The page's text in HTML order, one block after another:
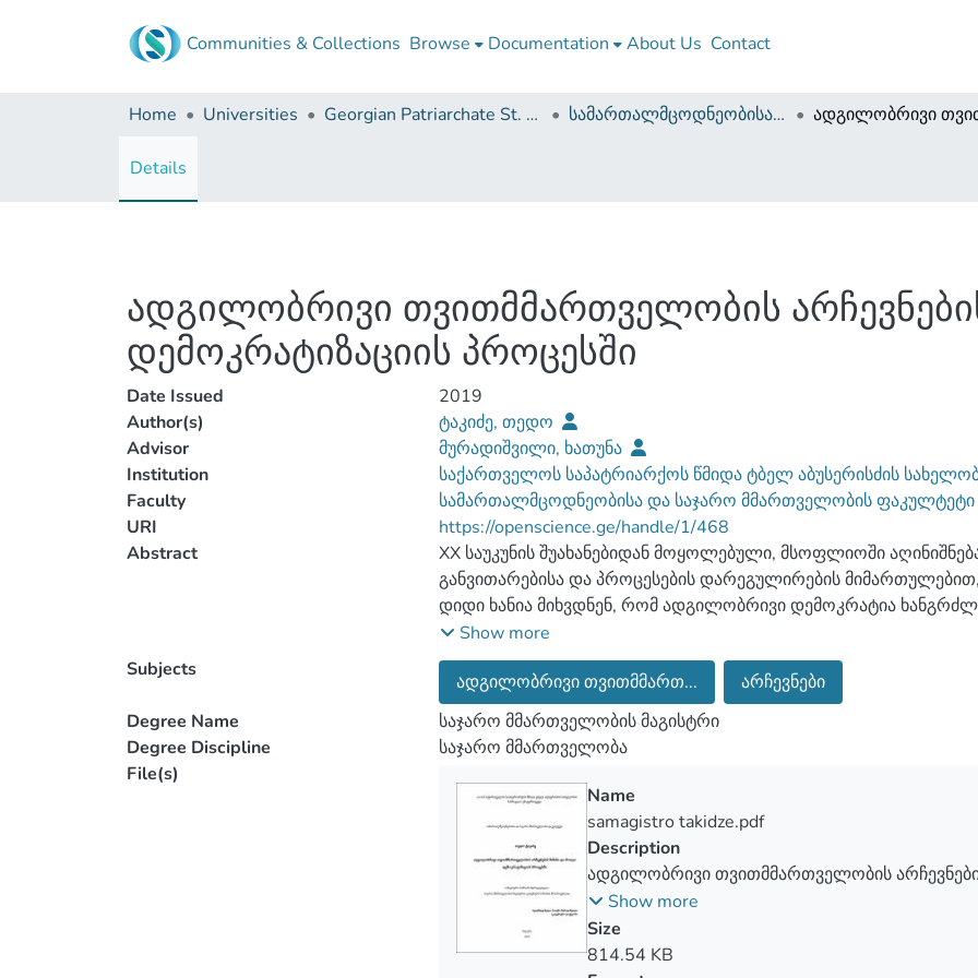
Communities & Collections Browse Documentation About Us Contact
Home Universities Georgian Patriarchate St. Tbel Abuseridze Teaching University სამართალმცოდნეობისა და საჯარო მმართველობის ფაკულტეტი (სამაგისტრო ნაშრომები)
Details
ადგილობრივი თვითმმართველობის
დემოკრატიზაციის პროცესში
Date Issued
2019
Author(s)
ტაკიძე, თედო
Advisor
მურადიშვილი, ხათუნა
Institution
საქართველოს საპატრიარქოს წმიდა ტბელ აბუსერისძის
Faculty
სამართალმცოდნეობისა და საჯარო მმართველობის ფაკულტეტი
URI
https://openscience.ge/handle/1/468
Abstract
XX საუკუნის შუახანებიდან მოყოლებული, მსოფლიოში
განვითარებისა და პროცესების დარეგულირების
დიდი ხანია მიხვდნენ, რომ ადგილობრივი დემოკრატია
ეკონომიკური სტაბილურობის წყაროა, ხოლო ადგილობრივი
ზეცენტრალური ხელისუფლებისაგან განსხვავებით,
მოქნილნი და უფრო განახლებადნი არიან, უკეთ იცნობენ
ნაკლები დანახარჯებითა და მეტი ეფექტურობით ახორციელებენ.
ცენტრალურ ხელისუფლებას აღარ სჭირდება დიდი ძალისხმევა
ამ პროცესში კი განსაკუთრებული როლი ადგილობრივი
რომელიც უზრუნველყოფს როგორც მოქალაქეთა პოლიტიკურ
სახელმწიფო მართვის პროცესში იკვეთება ორი მიართულება:
ნაშრომში ნათლადაა განხილული ორივე მიდგომა თავისი
განსაკუთრებით ყურადრება გამახვილებულია სწორ
Show more
Subjects
ადგილობრივი თვითმმართ...
არჩევნები
Degree Name
საჯარო მმართველობის მაგისტრი
Degree Discipline
საჯარო მმართველობა
File(s)
Name
samagistro takidze.pdf
Description
ადგილობრივი თვითმმართველობის
დემოკრატიზაციის პროცესში
Show more
Size
814.54 KB